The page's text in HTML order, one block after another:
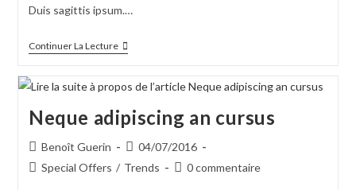
Duis sagittis ipsum.…
Continuer La LectureTortor
Neque
Diam
Neque adipiscing an cursus
Auteur/autrice
de
Benoît Guerin
Publication
publiée :
04/07/2016
PostSpecial Offers / Trends
Commentaires
0 commentaire